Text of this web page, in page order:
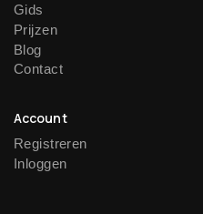
Gids
Prijzen
Blog
Contact
Account
Registreren
Inloggen